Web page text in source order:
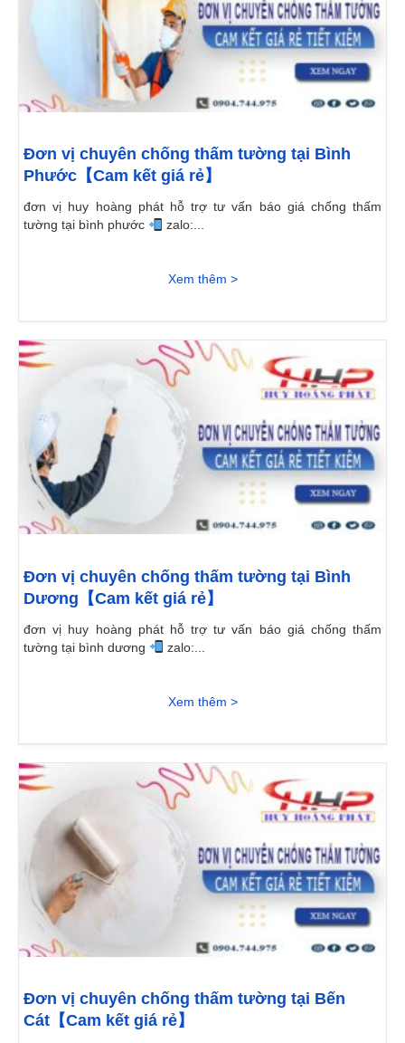
Đơn vị chuyên chống thấm tường tại Bình
Phước【Cam kết giá rẻ】
đơn vị huy hoàng phát hỗ trợ tư vấn báo giá chống thấm
tường tại bình phước
zalo:...
Xem thêm >
Đơn vị chuyên chống thấm tường tại Bình
Dương【Cam kết giá rẻ】
đơn vị huy hoàng phát hỗ trợ tư vấn báo giá chống thấm
tường tại bình dương
zalo:...
Xem thêm >
Đơn vị chuyên chống thấm tường tại Bến
Cát【Cam kết giá rẻ】